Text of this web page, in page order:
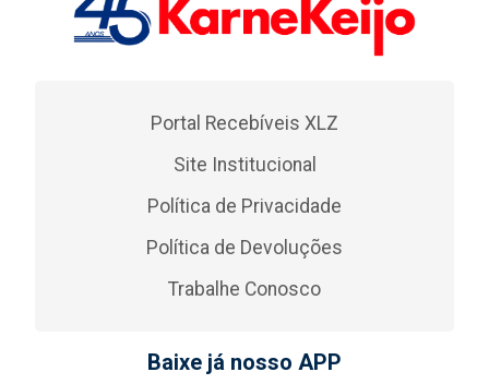
Portal Recebíveis XLZ
Site Institucional
Política de Privacidade
Política de Devoluções
Trabalhe Conosco
Baixe já nosso APP